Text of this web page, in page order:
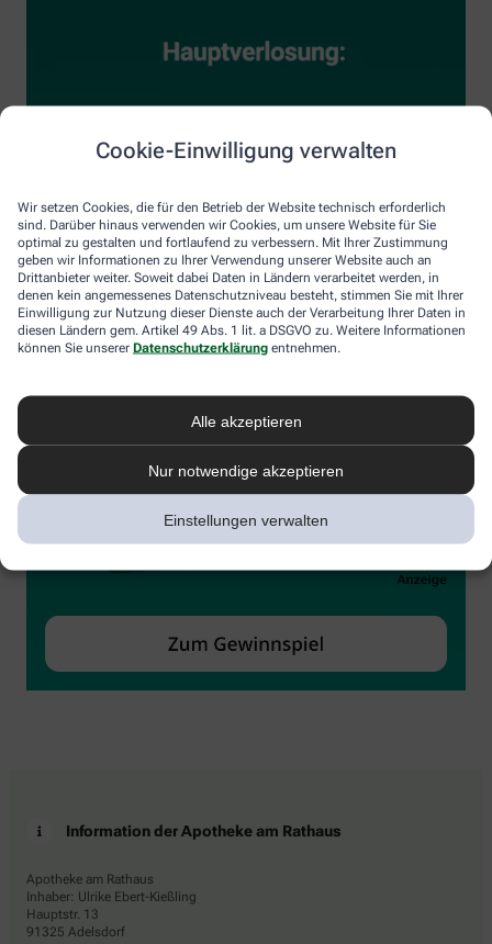
Cookie-Einwilligung verwalten
Wir setzen Cookies, die für den Betrieb der Website technisch erforderlich
sind. Darüber hinaus verwenden wir Cookies, um unsere Website für Sie
optimal zu gestalten und fortlaufend zu verbessern. Mit Ihrer Zustimmung
geben wir Informationen zu Ihrer Verwendung unserer Website auch an
Drittanbieter weiter. Soweit dabei Daten in Ländern verarbeitet werden, in
denen kein angemessenes Datenschutzniveau besteht, stimmen Sie mit Ihrer
Einwilligung zur Nutzung dieser Dienste auch der Verarbeitung Ihrer Daten in
diesen Ländern gem. Artikel 49 Abs. 1 lit. a DSGVO zu. Weitere Informationen
können Sie unserer Datenschutzerklärung entnehmen.
Alle akzeptieren
Nur notwendige akzeptieren
Einstellungen verwalten
Information der Apotheke am Rathaus
Apotheke am Rathaus
Inhaber: Ulrike Ebert-Kießling
Hauptstr. 13
91325 Adelsdorf